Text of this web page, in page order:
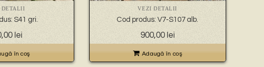
S41 gri.
lei
în coş
VEZI DETALII
Cod produs: V7-S107 alb.
900,00 lei
Adaugă în coş